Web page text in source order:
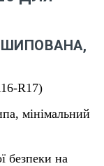
(ШИПОВАНА,
R17)
мінімальний
безпеки на